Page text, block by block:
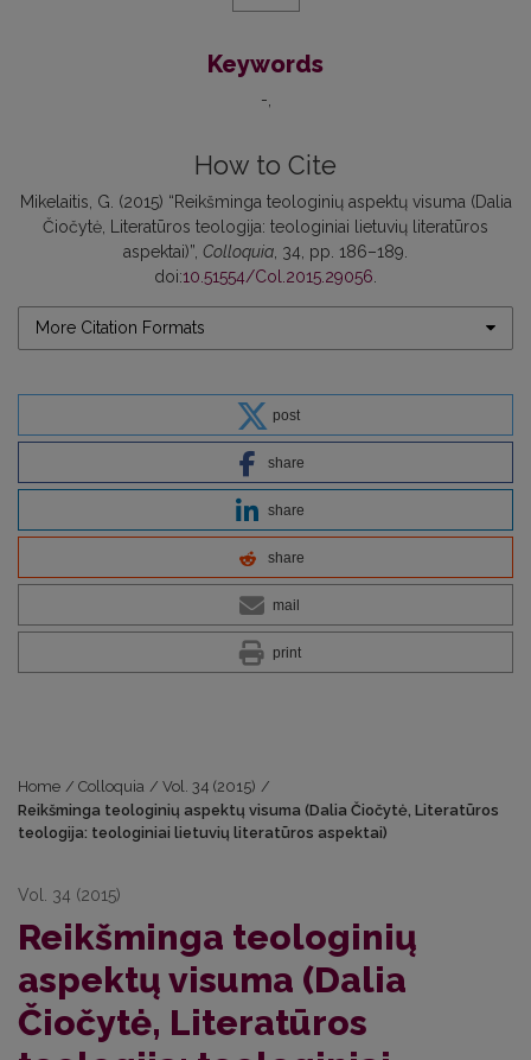
Keywords
-
How to Cite
Mikelaitis, G. (2015) “Reikšminga teologinių aspektų visuma (Dalia
Čiočytė, Literatūros teologija: teologiniai lietuvių literatūros
aspektai)”, Colloquia , 34, pp. 186–189.
doi:10.51554/Col.2015.29056
More Citation Formats
post
share
share
share
mail
print
Home / Colloquia / Vol. 34 (2015) /
Reikšminga teologinių aspektų visuma (Dalia Čiočytė, Literatūros
teologija: teologiniai lietuvių literatūros aspektai)
Vol. 34 (2015)
Reikšminga teologinių
aspektų visuma (Dalia
Čiočytė, Literatūros